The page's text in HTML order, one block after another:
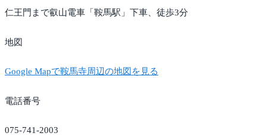
仁王門まで叡山電車「鞍馬駅」下車、徒歩3分
地図
Google Mapで鞍馬寺周辺の地図を見る
電話番号
075-741-2003